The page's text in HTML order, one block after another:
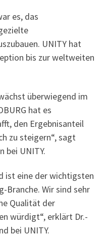
es, das
UNITY hat
bis zur weltweiten
überwiegend im
hat es
den Ergebnisanteil
zu steigern“, sagt
bei UNITY.
ist eine der wichtigsten
Branche. Wir sind sehr
Qualität der
würdigt“, erklärt Dr.-
bei UNITY.